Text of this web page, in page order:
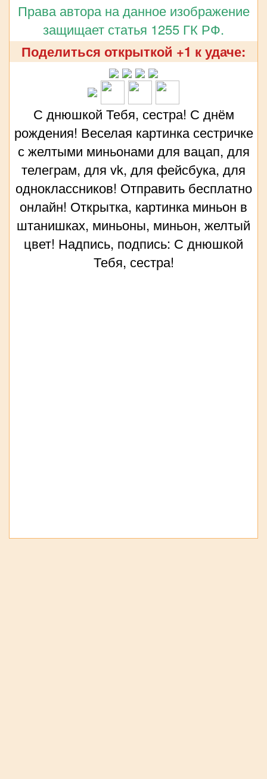
Права автора на данное изображение
защищает статья 1255 ГК РФ.
Поделиться открыткой +1 к удаче:
С днюшкой Тебя, сестра! С днём
рождения! Веселая картинка сестричке
с желтыми миньонами для вацап, для
телеграм, для vk, для фейсбука, для
одноклассников! Отправить бесплатно
онлайн! Открытка, картинка миньон в
штанишках, миньоны, миньон, желтый
цвет! Надпись, подпись: С днюшкой
Тебя, сестра!